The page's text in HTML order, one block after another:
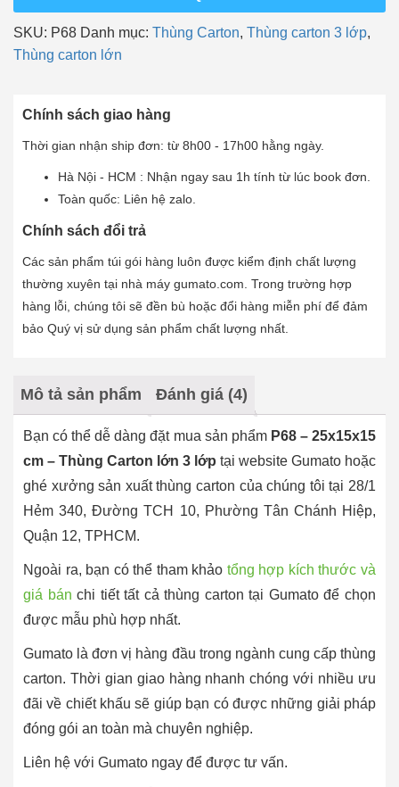
lớn
3
Gumato
lượng
SKU: P68 Danh mục: Thùng Carton, Thùng carton 3 lớp,
Thùng carton lớn
Chính sách giao hàng
Thời gian nhận ship đơn: từ 8h00 - 17h00 hằng ngày.
Hà Nội - HCM : Nhận ngay sau 1h tính từ lúc book đơn.
Toàn quốc: Liên hệ zalo.
Chính sách đổi trả
Các sản phẩm túi gói hàng luôn được kiểm định chất lượng
thường xuyên tại nhà máy gumato.com. Trong trường hợp
hàng lỗi, chúng tôi sẽ đền bù hoặc đổi hàng miễn phí để đảm
bảo Quý vị sử dụng sản phẩm chất lượng nhất.
Mô tả sản phẩm Đánh giá (4)
Bạn có thể dễ dàng đặt mua sản phẩm P68 – 25x15x15
cm – Thùng Carton lớn 3 lớp tại website Gumato hoặc
ghé xưởng sản xuất thùng carton của chúng tôi tại 28/1
Hẻm 340, Đường TCH 10, Phường Tân Chánh Hiệp,
Quận 12, TPHCM.
Ngoài ra, bạn có thể tham khảo tổng hợp kích thước và
giá bán chi tiết tất cả thùng carton tại Gumato để chọn
được mẫu phù hợp nhất.
Gumato là đơn vị hàng đầu trong ngành cung cấp thùng
carton. Thời gian giao hàng nhanh chóng với nhiều ưu
đãi về chiết khấu sẽ giúp bạn có được những giải pháp
đóng gói an toàn mà chuyên nghiệp.
Liên hệ với Gumato ngay để được tư vấn.